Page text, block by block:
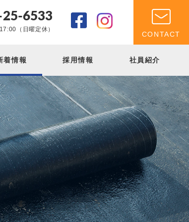
6533
（日曜定休）
CONTACT
着情報 採用情報 社員紹介